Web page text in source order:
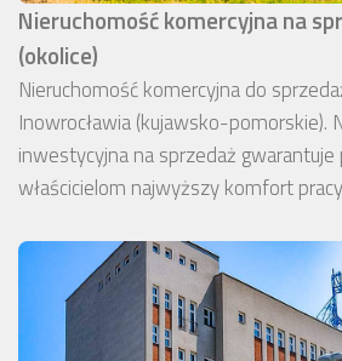
Nieruchomość komercyjna na
(okolice)
Nieruchomość komercyjna do
Inowrocławia (kujawsko-pomorskie).
inwestycyjna na sprzedaż gwarantuje
właścicielom najwyższy komfort